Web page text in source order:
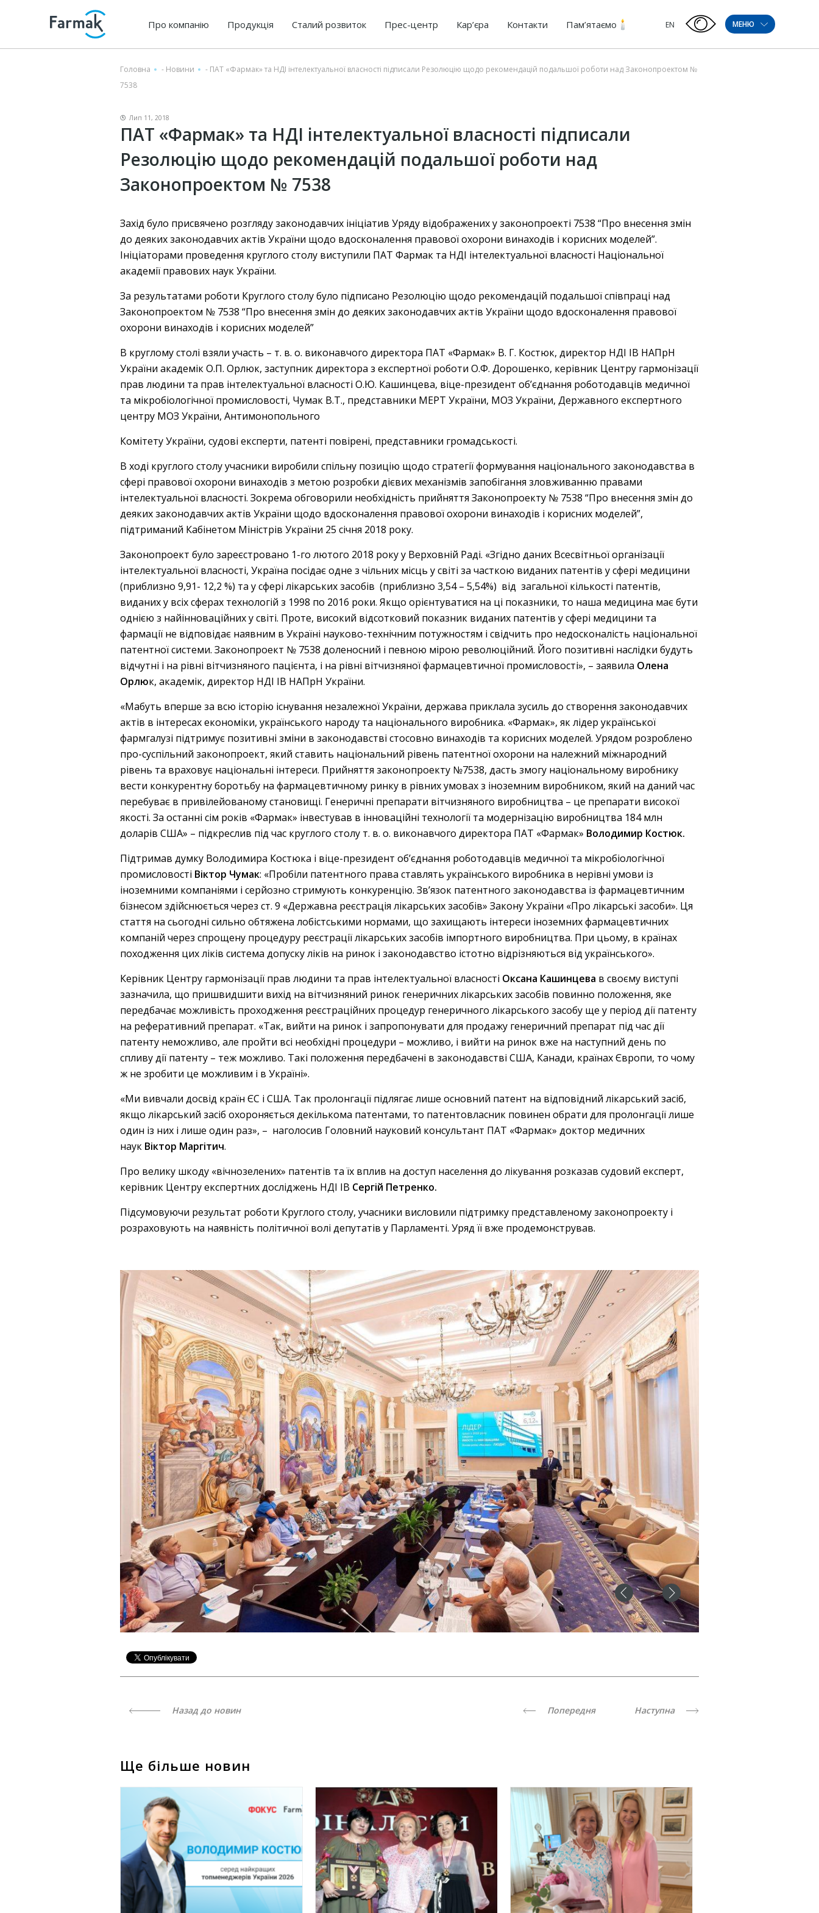
Про компанію Продукція Сталий розвиток Прес-центр Кар’єра Контакти Пам’ятаємо EN МЕНЮ
Головна - Новини - ПАТ «Фармак» та НДІ інтелектуальної власності підписали Резолюцію щодо рекомендацій подальшої роботи над Законопроектом №
7538
Лип 11, 2018
ПАТ «Фармак» та НДІ інтелектуальної власності підписали
Резолюцію щодо рекомендацій подальшої роботи над
Законопроектом № 7538
Захід було присвячено розгляду законодавчих ініціатив Уряду відображених у законопроекті 7538 “Про внесення змін
до деяких законодавчих актів України щодо вдосконалення правової охорони винаходів і корисних моделей”.
Ініціаторами проведення круглого столу виступили ПАТ Фармак та НДІ інтелектуальної власності Національної
академії правових наук України.
За результатами роботи Круглого столу було підписано Резолюцію щодо рекомендацій подальшої співпраці над
Законопроектом № 7538 “Про внесення змін до деяких законодавчих актів України щодо вдосконалення правової
охорони винаходів і корисних моделей”
В круглому столі взяли участь – т. в. о. виконавчого директора ПАТ «Фармак» В. Г. Костюк, директор НДІ ІВ НАПрН
України академік О.П. Орлюк, заступник директора з експертної роботи О.Ф. Дорошенко, керівник Центру гармонізації
прав людини та прав інтелектуальної власності О.Ю. Кашинцева, віце-президент об’єднання роботодавців медичної
та мікробіологічної промисловості, Чумак В.Т., представники МЕРТ України, МОЗ України, Державного експертного
центру МОЗ України, Антимонопольного
Комітету України, судові експерти, патенті повірені, представники громадськості.
В ході круглого столу учасники виробили спільну позицію щодо стратегії формування національного законодавства в
сфері правової охорони винаходів з метою розробки дієвих механізмів запобігання зловживанню правами
інтелектуальної власності. Зокрема обговорили необхідність прийняття Законопроекту № 7538 “Про внесення змін до
деяких законодавчих актів України щодо вдосконалення правової охорони винаходів і корисних моделей”,
підтриманий Кабінетом Міністрів України 25 січня 2018 року.
Законопроект було зареєстровано 1-го лютого 2018 року у Верховній Раді. «Згідно даних Всесвітньої організації
інтелектуальної власності, Україна посідає одне з чільних місць у світі за часткою виданих патентів у сфері медицини
(приблизно 9,91- 12,2 %) та у сфері лікарських засобів (приблизно 3,54 – 5,54%) від загальної кількості патентів,
виданих у всіх сферах технологій з 1998 по 2016 роки. Якщо орієнтуватися на ці показники, то наша медицина має бути
однією з найінноваційних у світі. Проте, високий відсотковий показник виданих патентів у сфері медицини та
фармації не відповідає наявним в Україні науково-технічним потужностям і свідчить про недосконалість національної
патентної системи. Законопроект № 7538 доленосний і певною мірою революційний. Його позитивні наслідки будуть
відчутні і на рівні вітчизняного пацієнта, і на рівні вітчизняної фармацевтичної промисловості», – заявила Олена
Орлюк, академік, директор НДІ ІВ НАПрН України.
«Мабуть вперше за всю історію існування незалежної України, держава приклала зусиль до створення законодавчих
актів в інтересах економіки, українського народу та національного виробника. «Фармак», як лідер української
фармгалузі підтримує позитивні зміни в законодавстві стосовно винаходів та корисних моделей. Урядом розроблено
про-суспільний законопроект, який ставить національний рівень патентної охорони на належний міжнародний
рівень та враховує національні інтереси. Прийняття законопроекту №7538, дасть змогу національному виробнику
вести конкурентну боротьбу на фармацевтичному ринку в рівних умовах з іноземним виробником, який на даний час
перебуває в привілейованому становищі. Генеричні препарати вітчизняного виробництва – це препарати високої
якості. За останні сім років «Фармак» інвестував в інноваційні технології та модернізацію виробництва 184 млн
доларів США» – підкреслив під час круглого столу т. в. о. виконавчого директора ПАТ «Фармак» Володимир Костюк.
Підтримав думку Володимира Костюка і віце-президент об’єднання роботодавців медичної та мікробіологічної
промисловості Віктор Чумак: «Пробіли патентного права ставлять українського виробника в нерівні умови із
іноземними компаніями і серйозно стримують конкуренцію. Зв’язок патентного законодавства із фармацевтичним
бізнесом здійснюється через ст. 9 «Державна реєстрація лікарських засобів» Закону України «Про лікарські засоби». Ця
стаття на сьогодні сильно обтяжена лобістськими нормами, що захищають інтереси іноземних фармацевтичних
компаній через спрощену процедуру реєстрації лікарських засобів імпортного виробництва. При цьому, в країнах
походження цих ліків система допуску ліків на ринок і законодавство істотно відрізняються від українського».
Керівник Центру гармонізації прав людини та прав інтелектуальної власності Оксана Кашинцева в своєму виступі
зазначила, що пришвидшити вихід на вітчизняний ринок генеричних лікарських засобів повинно положення, яке
передбачає можливість проходження реєстраційних процедур генеричного лікарського засобу ще у період дії патенту
на реферативний препарат. «Так, вийти на ринок і запропонувати для продажу генеричний препарат під час дії
патенту неможливо, але пройти всі необхідні процедури – можливо, і вийти на ринок вже на наступний день по
спливу дії патенту – теж можливо. Такі положення передбачені в законодавстві США, Канади, країнах Європи, то чому
ж не зробити це можливим і в Україні».
«Ми вивчали досвід країн ЄС і США. Так пролонгації підлягає лише основний патент на відповідний лікарський засіб,
якщо лікарський засіб охороняється декількома патентами, то патентовласник повинен обрати для пролонгації лише
один із них і лише один раз», – наголосив Головний науковий консультант ПАТ «Фармак» доктор медичних
наук Віктор Маргітич.
Про велику шкоду «вічнозелених» патентів та їх вплив на доступ населення до лікування розказав судовий експерт,
керівник Центру експертних досліджень НДІ ІВ Сергій Петренко.
Підсумовуючи результат роботи Круглого столу, учасники висловили підтримку представленому законопроекту і
розраховують на наявність політичної волі депутатів у Парламенті. Уряд її вже продемонстрував.
Назад до новин Попередня Наступна
Ще більше новин